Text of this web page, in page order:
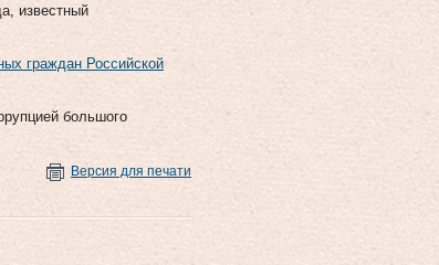
известный
граждан Российской
большого
Версия для печати